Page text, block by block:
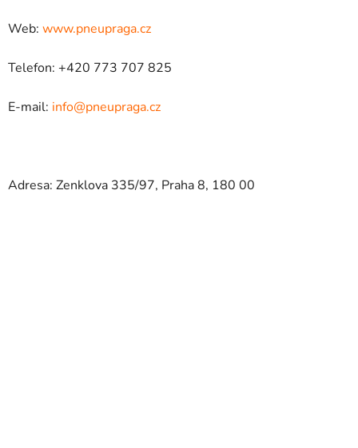
Web: www.pneupraga.cz
Telefon: +420 773 707 825
E-mail: info@pneupraga.cz
Adresa: Zenklova 335/97, Praha 8, 180 00